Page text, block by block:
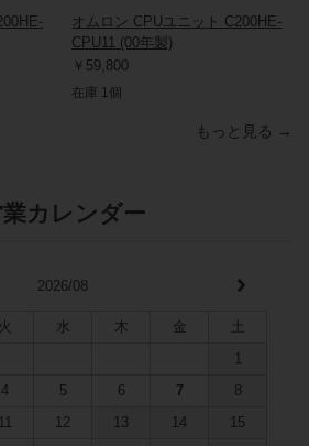
オムロン CPUユニット C200HE-
CPU11 (00年製)
￥59,800
在庫 1個
もっと見る →
業カレンダー
2026/08
火 水 木 金
1
4 5 6 7
8
11 12 13 14
15